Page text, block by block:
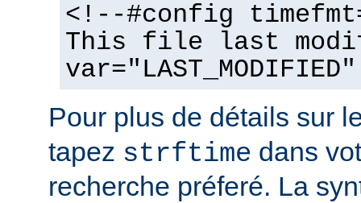
<!--#config
This file last
Pour plus de détails sur
tapez strftime dans
recherche préferé. La